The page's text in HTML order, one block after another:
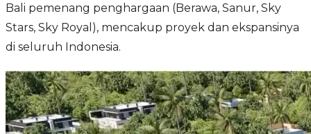
Bali pemenang penghargaan (Berawa, Sanur, Sky
Stars, Sky Royal), mencakup proyek dan ekspansinya
di seluruh Indonesia.